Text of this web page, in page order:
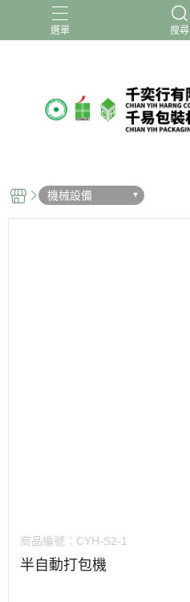
選單 搜尋
機械設備
商品編號： CYH-S2-1
半自動打包機